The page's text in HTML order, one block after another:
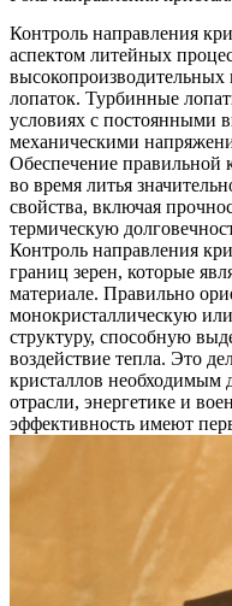
Контроль направления
аспектом литейных
лопаток. Турбинные
условиях с постоянными
механическими
Обеспечение правильной
во время литья
свойства, включая
термическую
Контроль направления
границ зерен, которые
материале. Правильно
монокристаллическую или
структуру, способную
воздействие тепла. Это
кристаллов необходимым
отрасли, энергетике и
эффективность имеют